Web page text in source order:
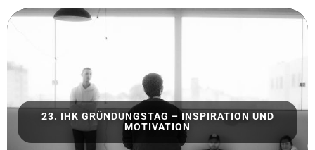
23. IHK GRÜNDUNGSTAG – INSPIRATION UND
MOTIVATION